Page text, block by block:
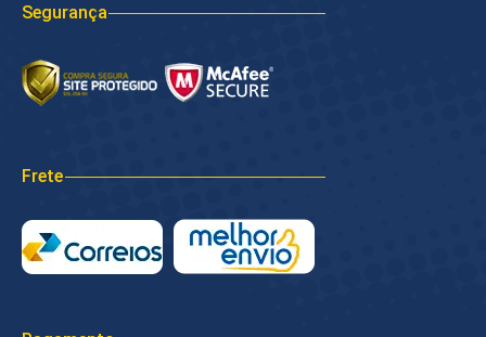
Segurança
Frete